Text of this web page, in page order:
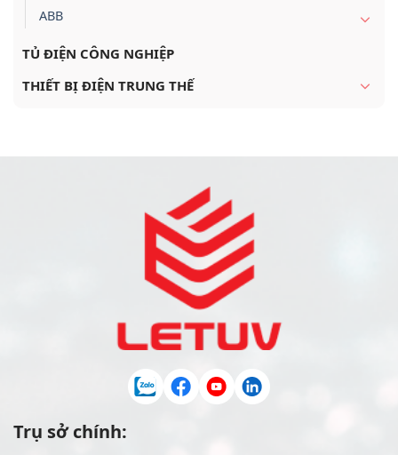
ABB
TỦ ĐIỆN CÔNG NGHIỆP
THIẾT BỊ ĐIỆN TRUNG THẾ
Trụ sở chính: